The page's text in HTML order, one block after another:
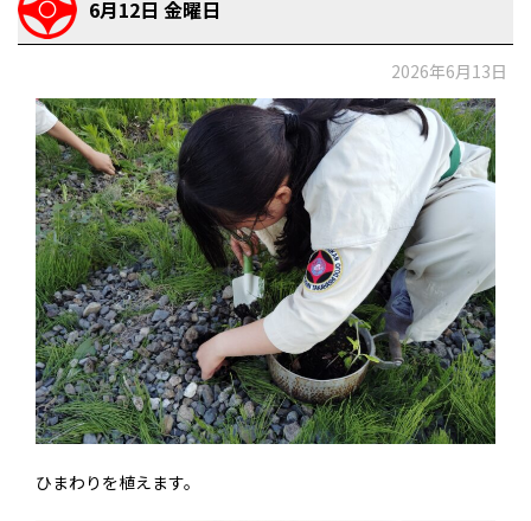
6月12日 金曜日
2026年6月13日
ひまわりを植えます。